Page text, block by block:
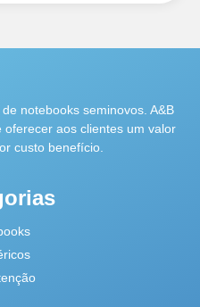
notebooks seminovos. A&B
aos clientes um valor
custo benefício.